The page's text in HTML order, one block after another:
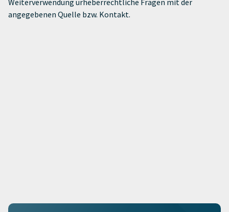
Weiterverwendung urheberrechtliche Fragen mit der
angegebenen Quelle bzw. Kontakt.